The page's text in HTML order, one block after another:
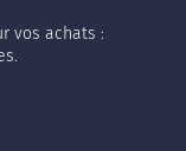
vos achats :